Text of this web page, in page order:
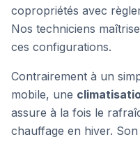
copropriétés avec
Nos techniciens
ces configurations.
Contrairement à un
mobile, une
assure à la fois le
chauffage en hiver.